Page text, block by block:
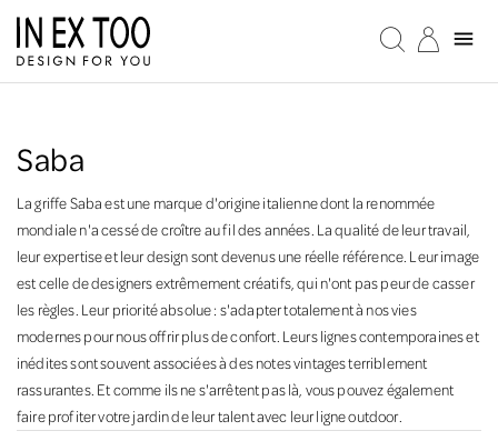

Saba
La griffe Saba est une marque d'origine italienne dont la renommée
mondiale n'a cessé de croître au fil des années. La qualité de leur travail,
leur expertise et leur design sont devenus une réelle référence. Leur image
est celle de designers extrêmement créatifs, qui n'ont pas peur de casser
les règles. Leur priorité absolue : s'adapter totalement à nos vies
modernes pour nous offrir plus de confort. Leurs lignes contemporaines et
inédites sont souvent associées à des notes vintages terriblement
rassurantes. Et comme ils ne s'arrêtent pas là, vous pouvez également
faire profiter votre jardin de leur talent avec leur ligne outdoor.